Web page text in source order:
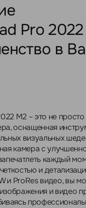
Pro
в
M2 – это не
оснащенная
визуальных
камера с
каждый
и
и ProRes видео, вы
и видео